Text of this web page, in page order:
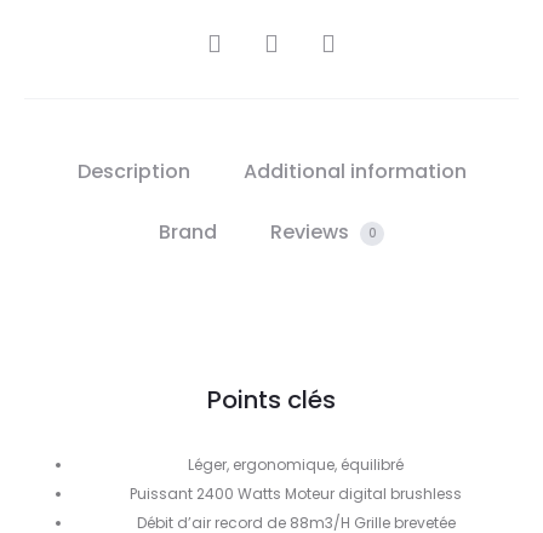
SHARE
Description Additional information
Brand Reviews 0
Points clés
Léger, ergonomique, équilibré
Puissant 2400 Watts Moteur digital brushless
Débit d’air record de 88m3/H Grille brevetée